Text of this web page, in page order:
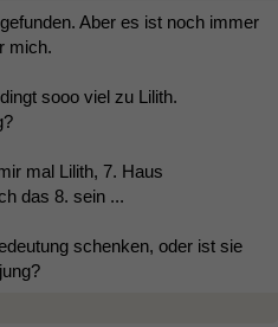
Aber es ist noch immer
mich.
sooo viel zu Lilith.
mal Lilith, 7. Haus
das 8. sein ...
schenken, oder ist sie